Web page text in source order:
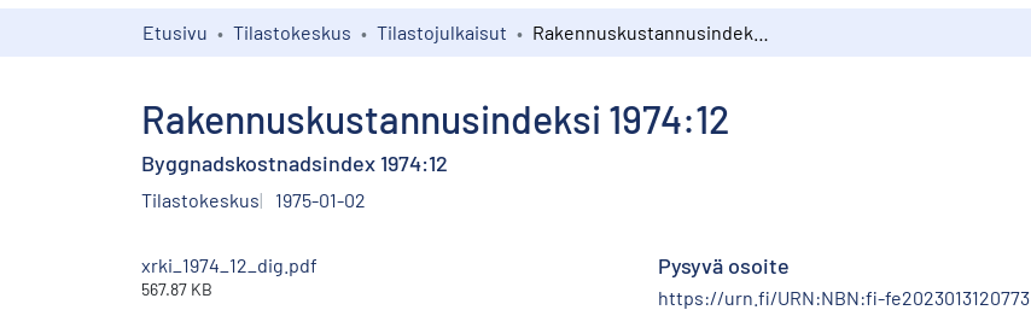
Etusivu Tilastokeskus Tilastojulkaisut
Rakennuskustannusindeksi 1974:12
Byggnadskostnadsindex 1974:12
Tilastokeskus 1975-01-02
xrki_1974_12_dig.pdf
567.87 KB
Pysyvä osoite
https://urn.fi/URN:NBN:fi-fe2023013120773